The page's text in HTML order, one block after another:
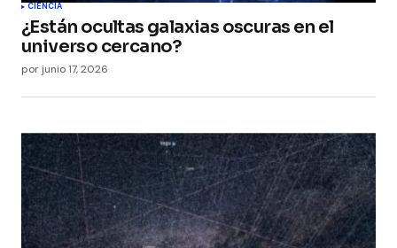
CIENCIA
¿Están ocultas galaxias oscuras en el
universo cercano?
por junio 17, 2026